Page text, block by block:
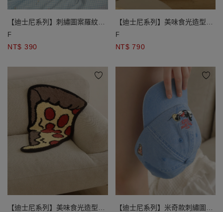
【迪士尼系列】刺繡圖案羅紋中
筒襪
F
NT$ 390
【迪士尼系列】美味食光造型地
墊 爆米花款/披薩款
F
NT$ 790
【迪士尼系列】美味食光造型地
【迪士尼系列】米奇款刺繡圖案